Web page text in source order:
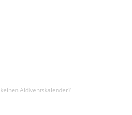
Aldiventskalender?